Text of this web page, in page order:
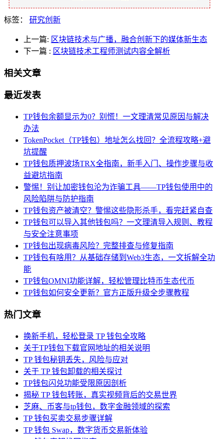
标签： 研究创新
上一篇: 区块链技术与广播，融合创新下的媒体新生态
下一篇 : 区块链技术工程师测试内容全解析
相关文章
最近发表
TP钱包余额显示为0？别慌！一文理清常见原因与解决
办法
TokenPocket（TP钱包）地址怎么找回？全流程攻略+避
坑提醒
TP钱包质押波场TRX全指南，新手入门、操作步骤与收
益避坑指南
警惕！别让加密钱包沦为诈骗工具——TP钱包使用中的
风险陷阱与防护指南
TP钱包资产被清空？警惕这些隐形杀手，看完赶紧自查
TP钱包可以导入其他钱包吗？一文理清导入规则、教程
与安全注意事项
TP钱包出现病毒风险？完整排查与修复指南
TP钱包有啥用？从基础存储到Web3生态，一文拆解全功
能
TP钱包OMNI功能详解，轻松管理比特币生态代币
TP钱包如何安全更新？官方正版升级全步骤教程
热门文章
换新手机，轻松登录 TP 钱包全攻略
关于TP钱包下载官网地址的相关说明
TP 钱包秘钥丢失，风险与应对
关于 TP 钱包卸载的相关探讨
TP钱包闪兑功能受限原因剖析
揭秘 TP 钱包转账，真实视频背后的交易世界
芝麻、币客与tp钱包，数字金融领域的探索
TP 钱包买卖交易步骤详解
TP 钱包 Swap，数字货币交易新体验